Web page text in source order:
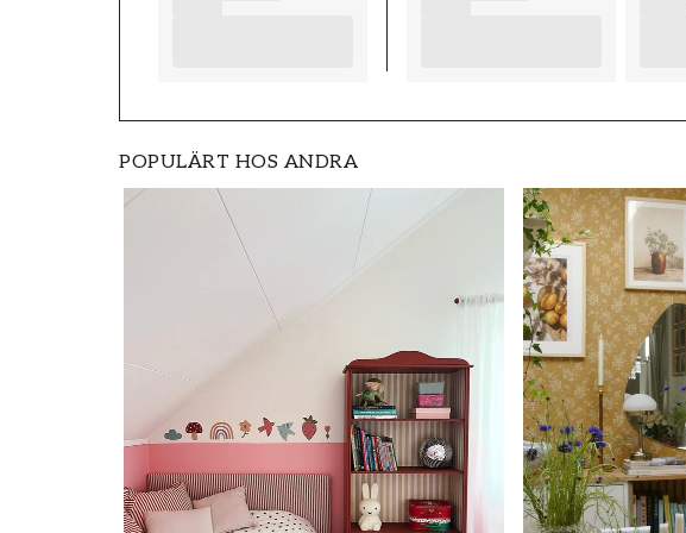
POPULÄRT HOS ANDRA